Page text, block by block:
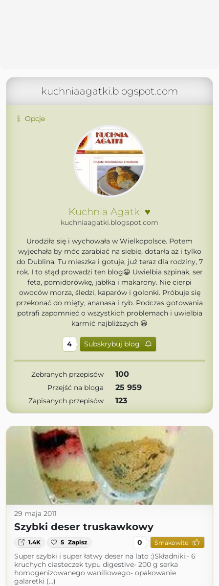
kuchniaagatki.blogspot.com
Opcje
Kuchnia Agatki ♥
kuchniaagatki.blogspot.com
Urodziła się i wychowała w Wielkopolsce. Potem
wyjechała by móc zarabiać na siebie, dotarła aż i tylko
do Dublina. Tu mieszka i gotuje, już teraz dla rodziny, 7
rok. I to stąd prowadzi ten blog😀 Uwielbia szpinak, ser
feta, pomidorówkę, jabłka i makarony. Nie cierpi
owoców morza, śledzi, kaparów i golonki. Próbuje się
przekonać do mięty, ananasa i ryb. Podczas gotowania
potrafi zapomnieć o wszystkich problemach i uwielbia
karmić najbliższych 😀
4 Subskrybuj blog
Zebranych przepisów 100
Przejść na bloga 25 959
Zapisanych przepisów 123
29 maja 2011
Szybki deser truskawkowy
1.4K 5 Zapisz 0 Smakowite
Super szybki i super łatwy deser na lato :)Składniki:- 6
kruchych ciasteczek typu digestive- 200 g serka
homogenizowanego waniliowego- opakowanie
galaretki (...)